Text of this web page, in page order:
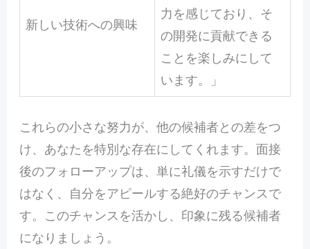
新しい技術への興味
力を感じており、そ
の開発に貢献できる
ことを楽しみにして
います。」
これらの小さな努力が、他の候補者との差をつ
け、あなたを特別な存在にしてくれます。面接
後のフォローアップは、単に礼儀を示すだけで
はなく、自分をアピールする絶好のチャンスで
す。このチャンスを活かし、印象に残る候補者
になりましょう。